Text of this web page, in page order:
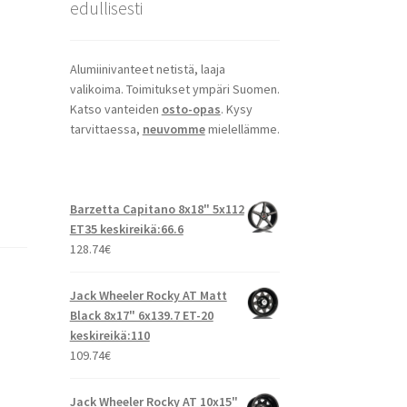
edullisesti
Alumiinivanteet netistä, laaja
valikoima. Toimitukset ympäri Suomen.
Katso vanteiden osto-opas. Kysy
tarvittaessa, neuvommemielellämme.
Barzetta Capitano 8x18" 5x112
ET35 keskireikä:66.6
128.74€
Jack Wheeler Rocky AT Matt
Black 8x17" 6x139.7 ET-20
keskireikä:110
109.74€
Jack Wheeler Rocky AT 10x15"